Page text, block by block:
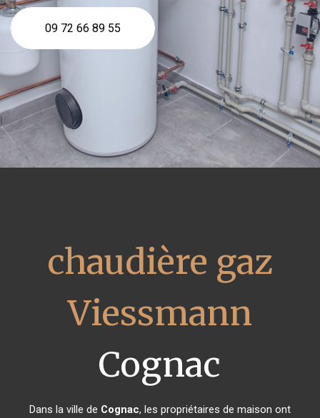
09 72 66 89 55
chaudière gaz
Viessmann
Cognac
Dans la ville de Cognac, les propriétaires de maison ont